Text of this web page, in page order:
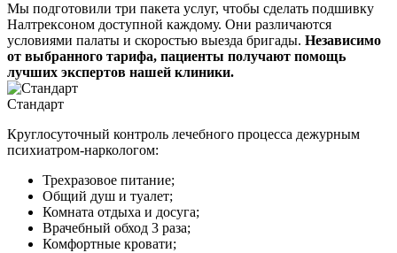
Мы подготовили три пакета услуг, чтобы сделать подшивку
Налтрексоном доступной каждому. Они различаются
условиями палаты и скоростью выезда бригады. Независимо
от выбранного тарифа, пациенты получают помощь
лучших экспертов нашей клиники.
Стандарт
Круглосуточный контроль лечебного процесса дежурным
психиатром-наркологом:
Трехразовое питание;
Общий душ и туалет;
Комната отдыха и досуга;
Врачебный обход 3 раза;
Комфортные кровати;